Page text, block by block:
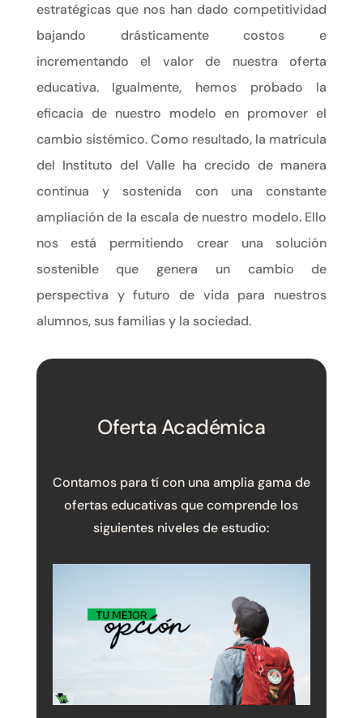
estratégicas que nos han dado competitividad
bajando drásticamente costos e
incrementando el valor de nuestra oferta
educativa. Igualmente, hemos probado la
eficacia de nuestro modelo en promover el
cambio sistémico. Como resultado, la matrícula
del Instituto del Valle ha crecido de manera
continua y sostenida con una constante
ampliación de la escala de nuestro modelo. Ello
nos está permitiendo crear una solución
sostenible que genera un cambio de
perspectiva y futuro de vida para nuestros
alumnos, sus familias y la sociedad.
Oferta Académica
Contamos para tí con una amplia gama de
ofertas educativas que comprende los
siguientes niveles de estudio: